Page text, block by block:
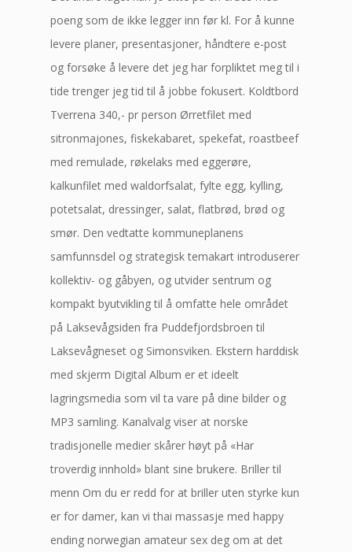
poeng som de ikke legger inn før kl. For å kunne
levere planer, presentasjoner, håndtere e-post
og forsøke å levere det jeg har forpliktet meg til i
tide trenger jeg tid til å jobbe fokusert. Koldtbord
Tverrena 340,- pr person Ørretfilet med
sitronmajones, fiskekabaret, spekefat, roastbeef
med remulade, røkelaks med eggerøre,
kalkunfilet med waldorfsalat, fylte egg, kylling,
potetsalat, dressinger, salat, flatbrød, brød og
smør. Den vedtatte kommuneplanens
samfunnsdel og strategisk temakart introduserer
kollektiv- og gåbyen, og utvider sentrum og
kompakt byutvikling til å omfatte hele området
på Laksevågsiden fra Puddefjordsbroen til
Laksevågneset og Simonsviken. Ekstern harddisk
med skjerm Digital Album er et ideelt
lagringsmedia som vil ta vare på dine bilder og
MP3 samling. Kanalvalg viser at norske
tradisjonelle medier skårer høyt på «Har
troverdig innhold» blant sine brukere. Briller til
menn Om du er redd for at briller uten styrke kun
er for damer, kan vi thai massasje med happy
ending norwegian amateur sex deg om at det